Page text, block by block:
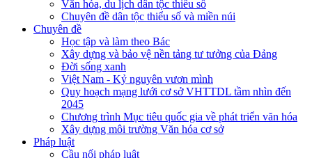
Văn hóa, du lịch dân tộc thiểu số
Chuyên đề dân tộc thiểu số và miền núi
Chuyên đề
Học tập và làm theo Bác
Xây dựng và bảo vệ nền tảng tư tưởng của Đảng
Đời sống xanh
Việt Nam - Kỷ nguyên vươn mình
Quy hoạch mạng lưới cơ sở VHTTDL tầm nhìn đến
2045
Chương trình Mục tiêu quốc gia về phát triển văn hóa
Xây dựng môi trường Văn hóa cơ sở
Pháp luật
Cầu nối pháp luật